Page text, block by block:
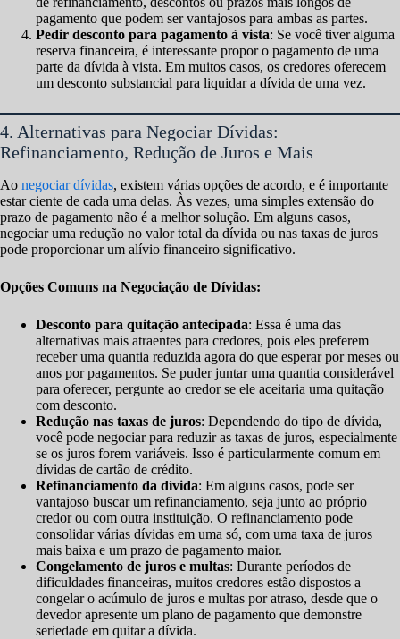
pagamento que podem ser vantajosos para ambas as partes.
Pedir desconto para pagamento à vista: Se você tiver alguma
reserva financeira, é interessante propor o pagamento de uma
parte da dívida à vista. Em muitos casos, os credores oferecem
um desconto substancial para liquidar a dívida de uma vez.
4. Alternativas para Negociar Dívidas:
Refinanciamento, Redução de Juros e Mais
Ao negociar dívidas, existem várias opções de acordo, e é importante
estar ciente de cada uma delas. Às vezes, uma simples extensão do
prazo de pagamento não é a melhor solução. Em alguns casos,
negociar uma redução no valor total da dívida ou nas taxas de juros
pode proporcionar um alívio financeiro significativo.
Opções Comuns na Negociação de Dívidas:
Desconto para quitação antecipada: Essa é uma das
alternativas mais atraentes para credores, pois eles preferem
receber uma quantia reduzida agora do que esperar por meses ou
anos por pagamentos. Se puder juntar uma quantia considerável
para oferecer, pergunte ao credor se ele aceitaria uma quitação
com desconto.
Redução nas taxas de juros: Dependendo do tipo de dívida,
você pode negociar para reduzir as taxas de juros, especialmente
se os juros forem variáveis. Isso é particularmente comum em
dívidas de cartão de crédito.
Refinanciamento da dívida: Em alguns casos, pode ser
vantajoso buscar um refinanciamento, seja junto ao próprio
credor ou com outra instituição. O refinanciamento pode
consolidar várias dívidas em uma só, com uma taxa de juros
mais baixa e um prazo de pagamento maior.
Congelamento de juros e multas: Durante períodos de
dificuldades financeiras, muitos credores estão dispostos a
congelar o acúmulo de juros e multas por atraso, desde que o
devedor apresente um plano de pagamento que demonstre
seriedade em quitar a dívida.